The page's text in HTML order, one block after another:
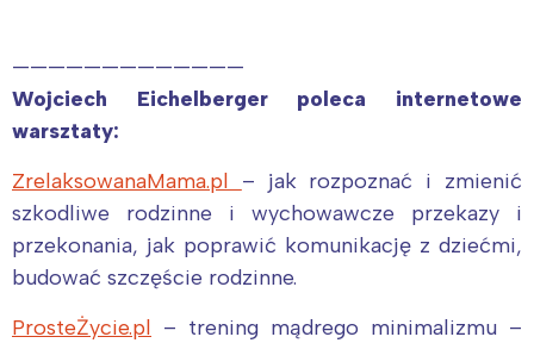
—————————————
Wojciech Eichelberger poleca internetowe
warsztaty:
ZrelaksowanaMama.pl – jak rozpoznać i zmienić
szkodliwe rodzinne i wychowawcze przekazy i
przekonania, jak poprawić komunikację z dziećmi,
budować szczęście rodzinne.
ProsteŻycie.pl – trening mądrego minimalizmu –